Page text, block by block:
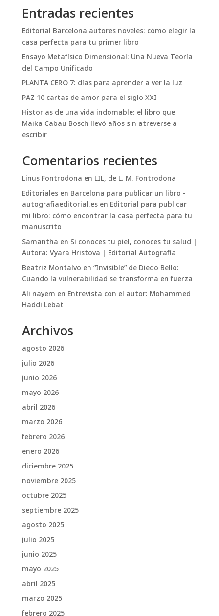
Entradas recientes
Editorial Barcelona autores noveles: cómo elegir la
casa perfecta para tu primer libro
Ensayo Metafísico Dimensional: Una Nueva Teoría
del Campo Unificado
PLANTA CERO 7: días para aprender a ver la luz
PAZ 10 cartas de amor para el siglo XXI
Historias de una vida indomable: el libro que
Maika Cabau Bosch llevó años sin atreverse a
escribir
Comentarios recientes
Linus FontrodonaenLIL, de L. M. Fontrodona
Editoriales en Barcelona para publicar un libro -
autografiaeditorial.esenEditorial para publicar
mi libro: cómo encontrar la casa perfecta para tu
manuscrito
SamanthaenSi conoces tu piel, conoces tu salud |
Autora: Vyara Hristova | Editorial Autografía
Beatriz Montalvoen“Invisible” de Diego Bello:
Cuando la vulnerabilidad se transforma en fuerza
Ali nayemenEntrevista con el autor: Mohammed
Haddi Lebat
Archivos
agosto 2026
julio 2026
junio 2026
mayo 2026
abril 2026
marzo 2026
febrero 2026
enero 2026
diciembre 2025
noviembre 2025
octubre 2025
septiembre 2025
agosto 2025
julio 2025
junio 2025
mayo 2025
abril 2025
marzo 2025